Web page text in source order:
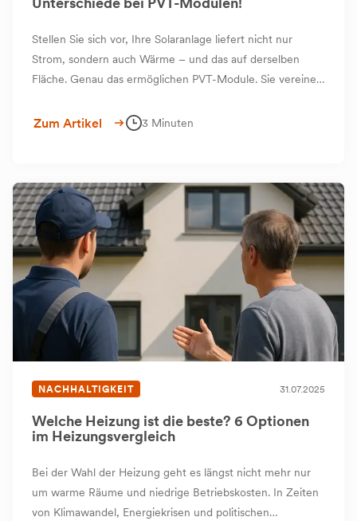
Stellen Sie sich vor, Ihre Solaranlage liefert nicht nur
Strom, sondern auch Wärme – und das auf derselben
Fläche. Genau das ermöglichen PVT-Module. Sie vereinen
Modul.
Zum Artikel 3 Minuten
NACHHALTIGKEIT 31.07.2025
Welche Heizung ist die beste? 6 Optionen
im Heizungsvergleich
Bei der Wahl der Heizung geht es längst nicht mehr nur
um warme Räume und niedrige Betriebskosten. In Zeiten
von Klimawandel, Energiekrisen und politischen